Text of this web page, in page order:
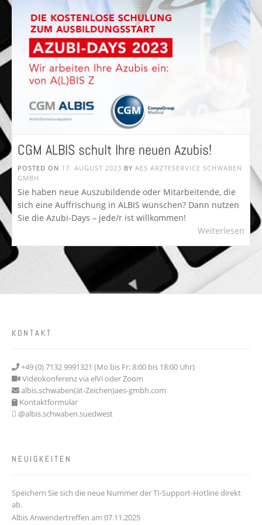
CGM ALBIS schult Ihre neuen Azubis!
POSTED ON 17. AUGUST 2023 BY AES ÄRZTESERVICE SCHWABEN
GMBH
Sie haben neue Auszubildende oder Mitarbeitende, die
sich eine Auffrischung in ALBIS wünschen? Dann nutzen
Sie die Azubi-Days – jede/r ist willkommen!
Weiterlesen
KONTAKT
+49 (0) 7132 9991321 (Mo bis Fr: 8:00 bis 18:00 Uhr)
Videokonferenz via elVi oder Zoom
albis.schwaben(ät-Zeichen)aes-gmbh.com
Kontaktformular
@albis.schwaben.suedwest
NEUIGKEITEN
Speichern Sie sich die neue Nummer der TI-Support-Hotline direkt
ab.
Albis Anwendertreffen am 07.11.2025